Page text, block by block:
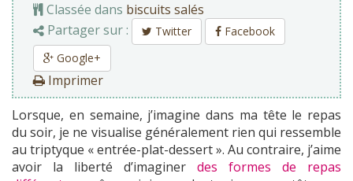
Classée dans biscuits salés
Partager sur :
Twitter
Facebook
Google+
Imprimer
Lorsque, en semaine, j’imagine dans ma tête le repas
du soir, je ne visualise généralement rien qui ressemble
au triptyque « entrée-plat-dessert ». Au contraire, j’aime
avoir la liberté d’imaginer des formes de repas